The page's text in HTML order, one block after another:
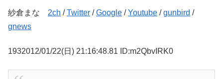
紗倉まな 2ch /Twitter /Google /Youtube /gunbird /
gnews
1932012/01/22(日) 21:16:48.81 ID:m2QbvIRK0